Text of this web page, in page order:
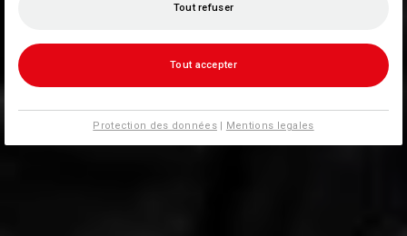
Tout refuser
Tout accepter
Protection des données| Mentions legales